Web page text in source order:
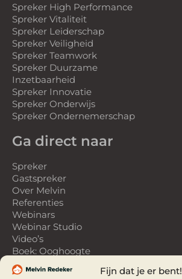
Fijn dat je er bent!
Spreker High Performance
Spreker Vitaliteit
Spreker Leiderschap
Spreker Veiligheid
Spreker Teamwork
Spreker Duurzame
Inzetbaarheid
Spreker Innovatie
Spreker Onderwijs
Spreker Ondernemerschap
Ga direct naar
Spreker
Gastspreker
Over Melvin
Referenties
Webinars
Webinar Studio
Video’s
Boek: Ooghoogte
& Vertical Vision